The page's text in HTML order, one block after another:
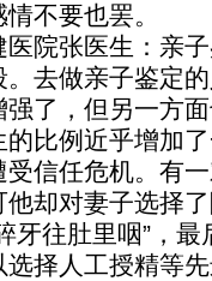
不要也罢。
张医生：亲子
去做亲子鉴定
了，但另一方
比例近乎增加
信任危机。有
却对妻子选择
牙往肚里咽”，
择人工授精等